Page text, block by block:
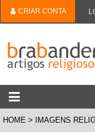
CRIAR CONTA
HOME IMAGENS